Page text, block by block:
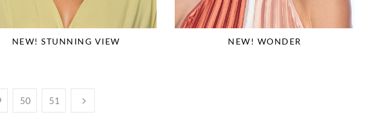
NEW! STUNNING VIEW NEW! WONDER
50 51